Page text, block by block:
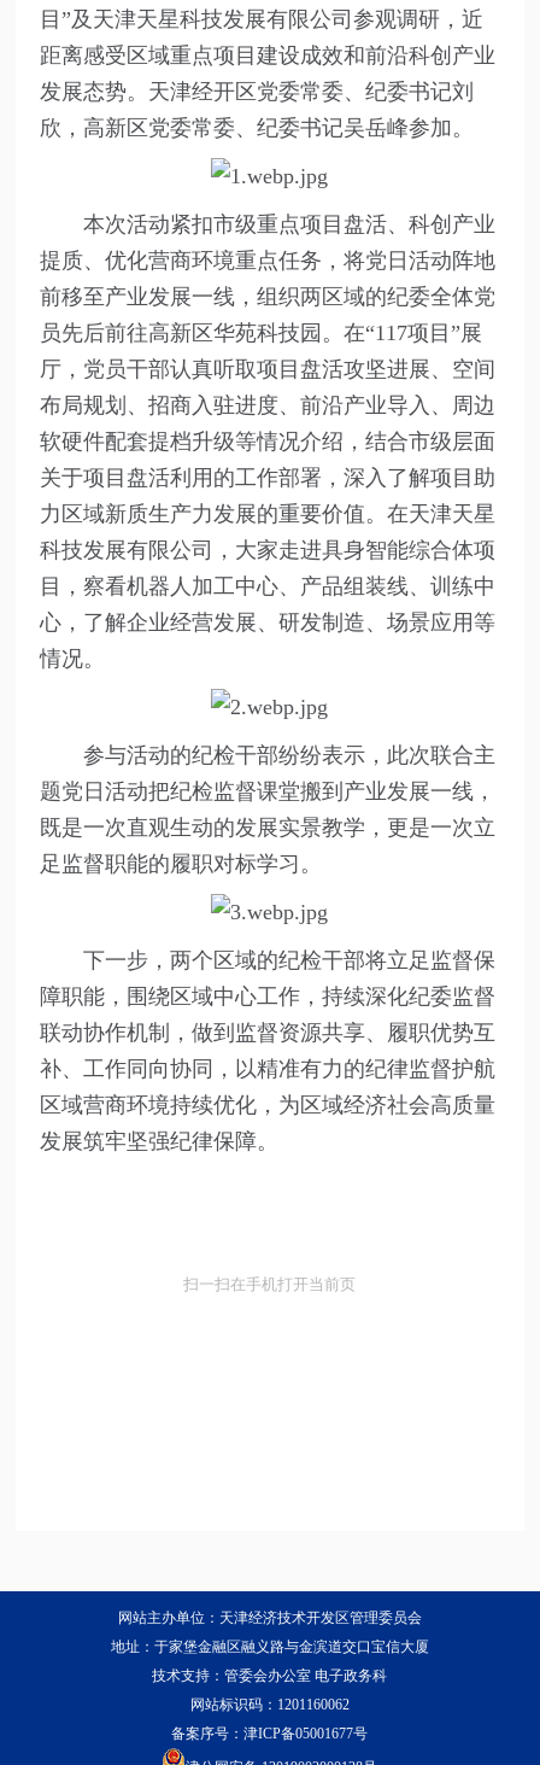
目”及天津天星科技发展有限公司参观调研，近
距离感受区域重点项目建设成效和前沿科创产业
发展态势。天津经开区党委常委、纪委书记刘
欣，高新区党委常委、纪委书记吴岳峰参加。
本次活动紧扣市级重点项目盘活、科创产业
提质、优化营商环境重点任务，将党日活动阵地
前移至产业发展一线，组织两区域的纪委全体党
员先后前往高新区华苑科技园。在“117项目”展
厅，党员干部认真听取项目盘活攻坚进展、空间
布局规划、招商入驻进度、前沿产业导入、周边
软硬件配套提档升级等情况介绍，结合市级层面
关于项目盘活利用的工作部署，深入了解项目助
力区域新质生产力发展的重要价值。在天津天星
科技发展有限公司，大家走进具身智能综合体项
目，察看机器人加工中心、产品组装线、训练中
心，了解企业经营发展、研发制造、场景应用等
情况。
参与活动的纪检干部纷纷表示，此次联合主
题党日活动把纪检监督课堂搬到产业发展一线，
既是一次直观生动的发展实景教学，更是一次立
足监督职能的履职对标学习。
下一步，两个区域的纪检干部将立足监督保
障职能，围绕区域中心工作，持续深化纪委监督
联动协作机制，做到监督资源共享、履职优势互
补、工作同向协同，以精准有力的纪律监督护航
区域营商环境持续优化，为区域经济社会高质量
发展筑牢坚强纪律保障。
扫一扫在手机打开当前页
网站主办单位：天津经济技术开发区管理委员会
地址：于家堡金融区融义路与金滨道交口宝信大厦
技术支持：管委会办公室 电子政务科
网站标识码：1201160062
备案序号：津ICP备05001677号